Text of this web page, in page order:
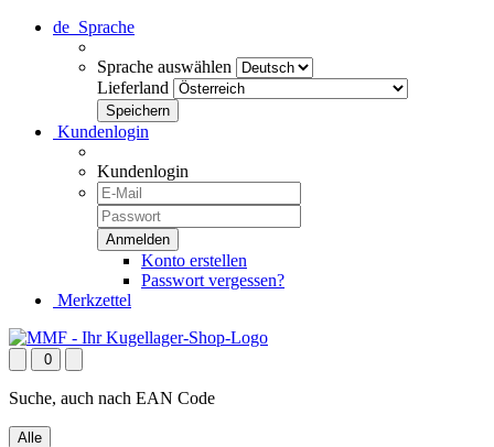
de Sprache
Sprache auswählen
Lieferland
Kundenlogin
Kundenlogin
Konto erstellen
Passwort vergessen?
Merkzettel
0
Suche, auch nach EAN Code
Alle